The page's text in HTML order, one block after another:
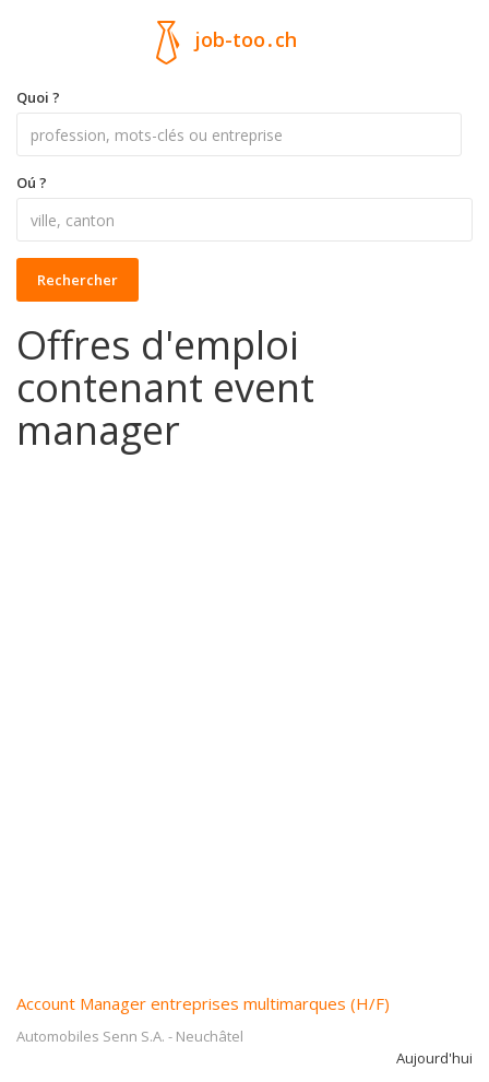
job-too.ch
Quoi ?
Oú ?
Rechercher
Offres d'emploi
contenant event
manager
Account Manager entreprises multimarques (H/F)
Automobiles Senn S.A. - Neuchâtel
Aujourd'hui